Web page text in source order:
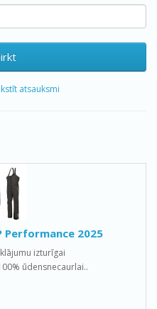
atsauksmi
Performance 2025
izturīgai
ūdensnecaurlai..